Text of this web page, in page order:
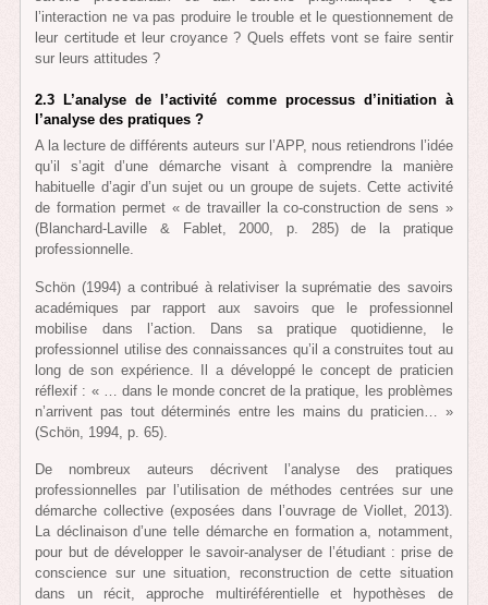
l’interaction ne va pas produire le trouble et le questionnement de
leur certitude et leur croyance ? Quels effets vont se faire sentir
sur leurs attitudes ?
2.3 L’analyse de l’activité comme processus d’initiation à
l’analyse des pratiques ?
A la lecture de différents auteurs sur l’APP, nous retiendrons l’idée
qu’il s’agit d’une démarche visant à comprendre la manière
habituelle d’agir d’un sujet ou un groupe de sujets. Cette activité
de formation permet « de travailler la co-construction de sens »
(Blanchard-Laville & Fablet, 2000, p. 285) de la pratique
professionnelle.
Schön (1994) a contribué à relativiser la suprématie des savoirs
académiques par rapport aux savoirs que le professionnel
mobilise dans l’action. Dans sa pratique quotidienne, le
professionnel utilise des connaissances qu’il a construites tout au
long de son expérience. Il a développé le concept de praticien
réflexif : « … dans le monde concret de la pratique, les problèmes
n’arrivent pas tout déterminés entre les mains du praticien… »
(Schön, 1994, p. 65).
De nombreux auteurs décrivent l’analyse des pratiques
professionnelles par l’utilisation de méthodes centrées sur une
démarche collective (exposées dans l’ouvrage de Viollet, 2013).
La déclinaison d’une telle démarche en formation a, notamment,
pour but de développer le savoir-analyser de l’étudiant : prise de
conscience sur une situation, reconstruction de cette situation
dans un récit, approche multiréférentielle et hypothèses de